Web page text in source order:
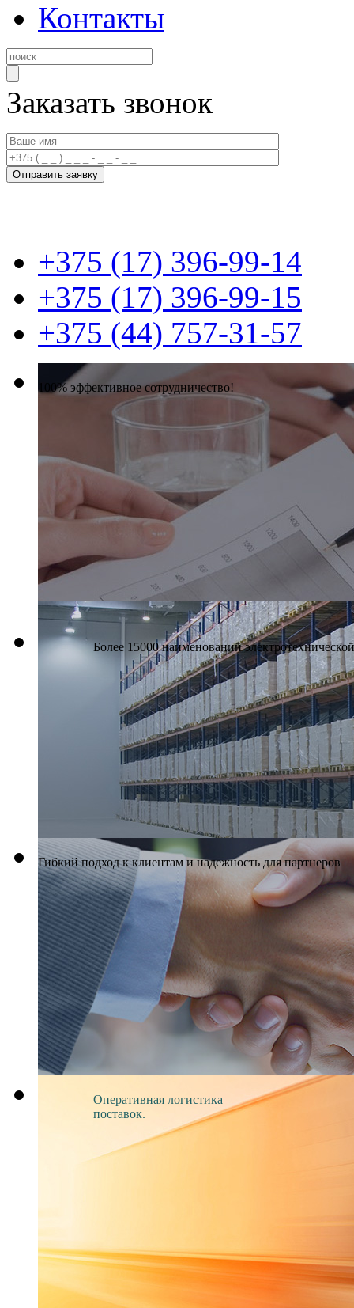
Контакты
Заказать звонок
+375 (17) 396-99-14
+375 (17) 396-99-15
+375 (44) 757-31-57
100% эффективное сотрудничество!
Более 15000 наименований
Гибкий подход к клиентам и надежность для партнеров
Оперативная логистика
поставок.